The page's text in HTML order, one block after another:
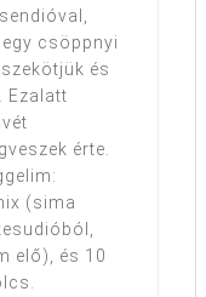
csöppnyi
és
Ezalatt
érte.
(sima
elő), és 10